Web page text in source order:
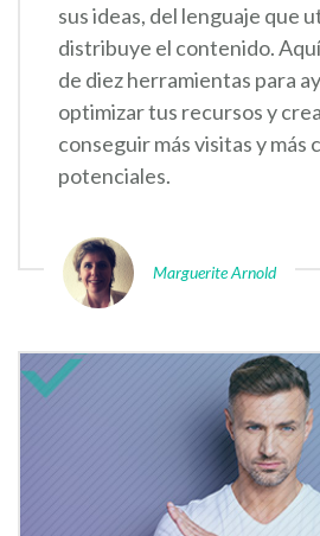
sus ideas, del lenguaje que
distribuye el contenido.
de diez herramientas para
optimizar tus recursos y
conseguir más visitas y más
potenciales.
Marguerite Arnold